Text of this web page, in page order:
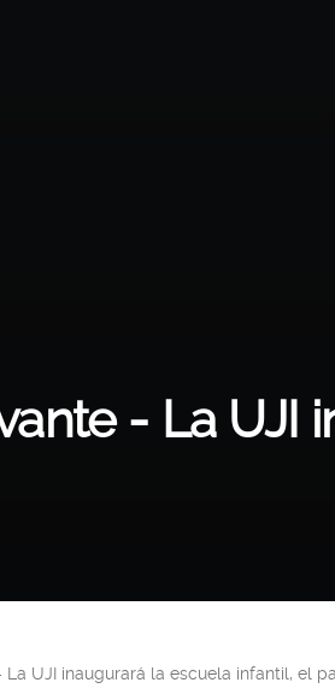
- La UJI
La UJI inaugurará la escuela infantil, el